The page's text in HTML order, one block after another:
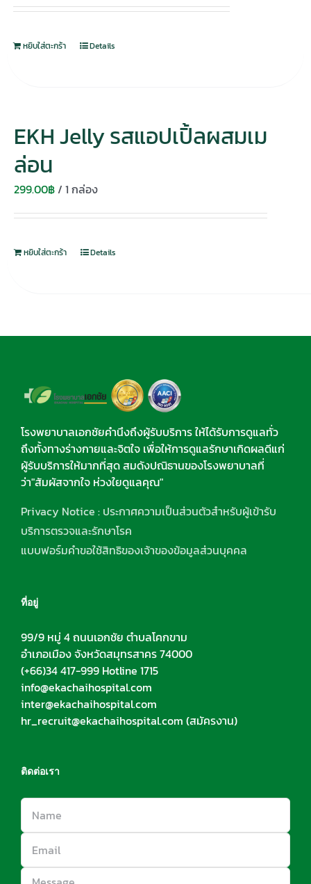
หยิบใส่ตะกร้า Details
EKH Jelly รสแอปเปิ้ลผสมเม
ล่อน
299.00฿/ 1 กล่อง
หยิบใส่ตะกร้า Details
โรงพยาบาลเอกชัยคำนึงถึงผู้รับบริการ ให้ได้รับการดูแลทั่ว
ถึงทั้งทางร่างกายและจิตใจ เพื่อให้การดูแลรักษาเกิดผลดีแก่
ผู้รับบริการให้มากที่สุด สมดังปณิธานของโรงพยาบาลที่
ว่า"สัมผัสจากใจ ห่วงใยดูแลคุณ"
Privacy Notice : ประกาศความเป็นส่วนตัวสำหรับผู้เข้ารับ
บริการตรวจและรักษาโรค
แบบฟอร์มคำขอใช้สิทธิของเจ้าของข้อมูลส่วนบุคคล
ที่อยู่
99/9 หมู่ 4 ถนนเอกชัย ตำบลโคกขาม
อำเภอเมือง จังหวัดสมุทรสาคร 74000
(+66)34 417-999 Hotline 1715
info@ekachaihospital.com
inter@ekachaihospital.com
hr_recruit@ekachaihospital.com (สมัครงาน)
ติดต่อเรา